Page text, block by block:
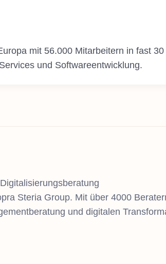
mit 56.000 Mitarbeitern in fast
und Softwareentwicklung.
Steria Group. Mit über 4000
und digitalen